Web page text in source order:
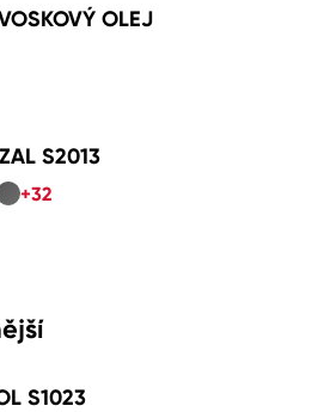
OLEJ
S2013
+32
S1023